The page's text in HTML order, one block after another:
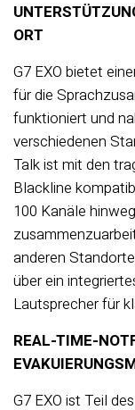
ORT
G7 EXO bietet
für die
funktioniert und
verschiedenen
Talk ist mit den
Blackline
100 Kanäle
anderen
über ein
Lautsprecher für
REAL-TIME-
G7 EXO ist Teil